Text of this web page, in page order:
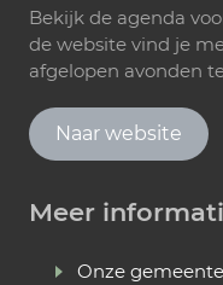
Bekijk de agenda
de website vind je
afgelopen avonden
Naar website
Meer
Onze gemeente